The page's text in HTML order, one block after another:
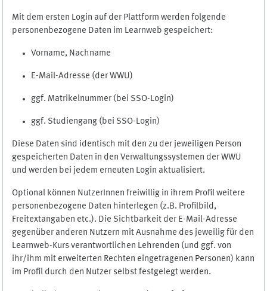
Mit dem ersten Login auf der Plattform werden folgende
personenbezogene Daten im Learnweb gespeichert:
Vorname, Nachname
E-Mail-Adresse (der WWU)
ggf. Matrikelnummer (bei SSO-Login)
ggf. Studiengang (bei SSO-Login)
Diese Daten sind identisch mit den zu der jeweiligen Person
gespeicherten Daten in den Verwaltungssystemen der WWU
und werden bei jedem erneuten Login aktualisiert.
Optional können NutzerInnen freiwillig in ihrem Profil weitere
personenbezogene Daten hinterlegen (z.B. Profilbild,
Freitextangaben etc.). Die Sichtbarkeit der E-Mail-Adresse
gegenüber anderen Nutzern mit Ausnahme des jeweilig für den
Learnweb-Kurs verantwortlichen Lehrenden (und ggf. von
ihr/ihm mit erweiterten Rechten eingetragenen Personen) kann
im Profil durch den Nutzer selbst festgelegt werden.